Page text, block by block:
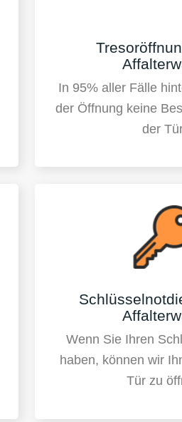
In 95% aller Fälle
der Öffnung keine
der
Wenn Sie Ihren
haben, können wir
Tür zu